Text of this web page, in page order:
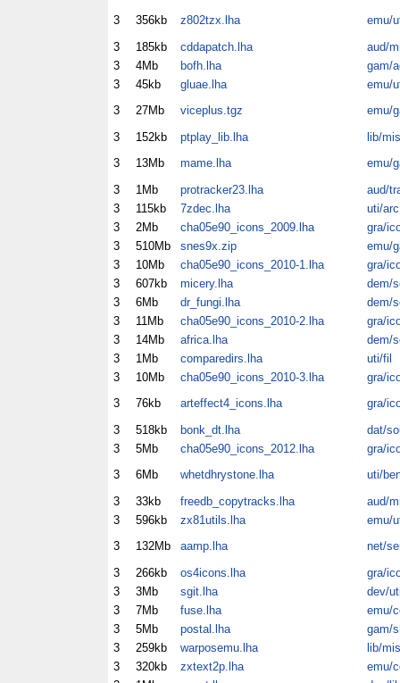
3
356kb z802tzx.lha
emu/
3
185kb cddapatch.lha
aud/
3
4Mb bofh.lha
gam/
3
45kb gluae.lha
emu/
3
27Mb viceplus.tgz
emu/
3
152kb ptplay_lib.lha
lib/mis
3
13Mb mame.lha
emu/
3
1Mb protracker23.lha
aud/
3
115kb 7zdec.lha
uti/arc
3
2Mb cha05e90_icons_2009.lha
gra/
3
510Mb snes9x.zip
emu/
3
10Mb cha05e90_icons_2010-1.lha
gra/
3
607kb micery.lha
dem/
3
6Mb dr_fungi.lha
dem/
3
11Mb cha05e90_icons_2010-2.lha
gra/
3
14Mb africa.lha
dem/
3
1Mb comparedirs.lha
uti/fil
3
10Mb cha05e90_icons_2010-3.lha
gra/
3
76kb arteffect4_icons.lha
gra/
3
518kb bonk_dt.lha
dat/
3
5Mb cha05e90_icons_2012.lha
gra/
3
6Mb whetdhrystone.lha
uti/
3
33kb freedb_copytracks.lha
aud/
3
596kb zx81utils.lha
emu/
3
132Mb aamp.lha
net/
3
266kb os4icons.lha
gra/
3
3Mb sgit.lha
dev/
3
7Mb fuse.lha
emu/
3
5Mb postal.lha
gam/
3
259kb warposemu.lha
lib/mis
3
320kb zxtext2p.lha
emu/